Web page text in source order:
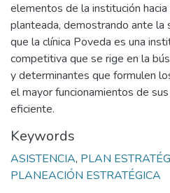
elementos de la institución
planteada, demostrando ante la
que la clínica Poveda es una
competitiva que se rige en la
y determinantes que formulen
el mayor funcionamientos de
eficiente.
Keywords
ASISTENCIA, PLAN
PLANEACIÓN ESTRATÉGICA